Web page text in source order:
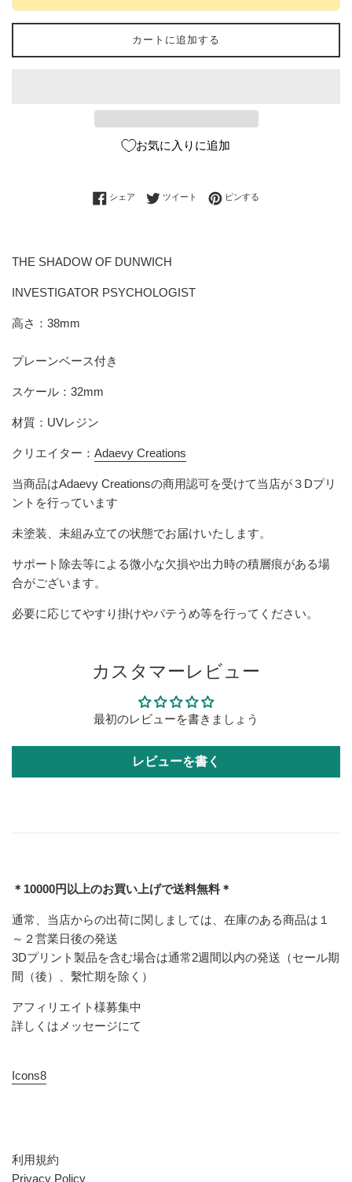
カートに追加する
お気に入りに追加
シェア Facebookでシェアする
ツイート Twitterに投稿する
ピンする
THE SHADOW OF DUNWICH
INVESTIGATOR PSYCHOLOGIST
高さ：38mm
プレーンベース付き
スケール：32mm
材質：UVレジン
クリエイター： Adaevy Creations
当商品はAdaevy Creationsの商用認可を受けて当店が３Dプリ
ントを行っています
未塗装、未組み立ての状態でお届けいたします。
サポート除去等による微小な欠損や出力時の積層痕がある場
合がございます。
必要に応じてやすり掛けやパテうめ等を行ってください。
カスタマーレビュー
最初のレビューを書きましょう
レビューを書く
＊10000円以上のお買い上げで送料無料＊
通常、当店からの出荷に関しましては、在庫のある商品は１
～２営業日後の発送
3Dプリント製品を含む場合は通常2週間以内の発送（セール期
間（後）、繫忙期を除く）
アフィリエイト様募集中
詳しくはメッセージにて
Icons8
利用規約
Privacy Policy